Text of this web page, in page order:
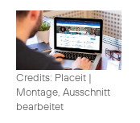
Credits: Placeit |
Montage, Ausschnitt
bearbeitet